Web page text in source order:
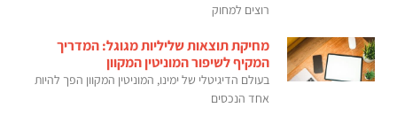
רוצים למחוק
מחיקת תוצאות שליליות מגוגל: המדריך
המקיף לשיפור המוניטין המקוון
בעולם הדיגיטלי של ימינו, המוניטין המקוון הפך להיות
אחד הנכסים